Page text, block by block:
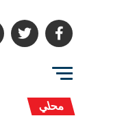
محلي